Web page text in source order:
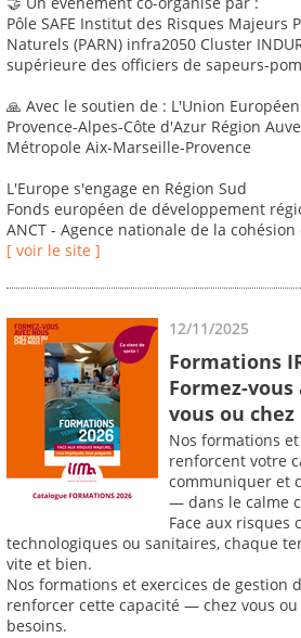
Pôle SAFE Institut des Risques Majeurs
Naturels (PARN) infra2050 Cluster
supérieure des officiers de sapeurs-
🙏 Avec le soutien de : L'Union
Provence-Alpes-Côte d'Azur Région
Métropole Aix-Marseille-Provence
L'Europe s'engage en Région Sud
Fonds européen de développement
ANCT - Agence nationale de la
[ voir le site ]
12/11/2025
Formations
Formez-vous
vous ou chez
Nos formations
renforcent votre
communiquer et
— dans le calme
Face aux risques
technologiques ou sanitaires, chaque
vite et bien.
Nos formations et exercices de gestion
renforcer cette capacité — chez vous ou
besoins.